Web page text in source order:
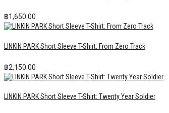
฿1,650.00
LINKIN PARK Short Sleeve T-Shirt: From Zero Track
฿2,150.00
LINKIN PARK Short Sleeve T-Shirt: Twenty Year Soldier